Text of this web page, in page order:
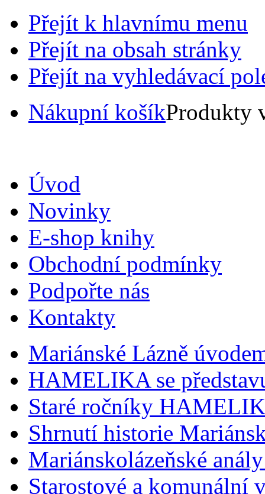
Přejít k hlavnímu menu
Přejít na obsah stránky
Přejít na vyhledávací
Nákupní košíkProdukty
Úvod
Novinky
E-shop knihy
Obchodní podmínky
Podpořte nás
Kontakty
Mariánské Lázně
HAMELIKA se
Staré ročníky HAMELIK
Shrnutí historie
Mariánskolázeňské
Starostové a komunální